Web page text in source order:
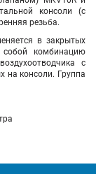
консоли (с
резьба.
в закрытых
собой комбинацию
с
на консоли. Группа